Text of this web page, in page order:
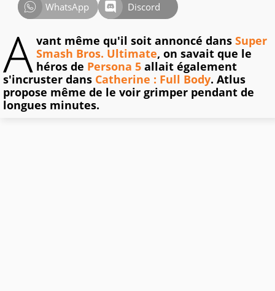
WhatsApp
Discord
A vant même qu'il soit annoncé dans Super
Smash Bros. Ultimate, on savait que le
héros de Persona 5 allait également
s'incruster dans Catherine : Full Body. Atlus
propose même de le voir grimper pendant de
longues minutes.